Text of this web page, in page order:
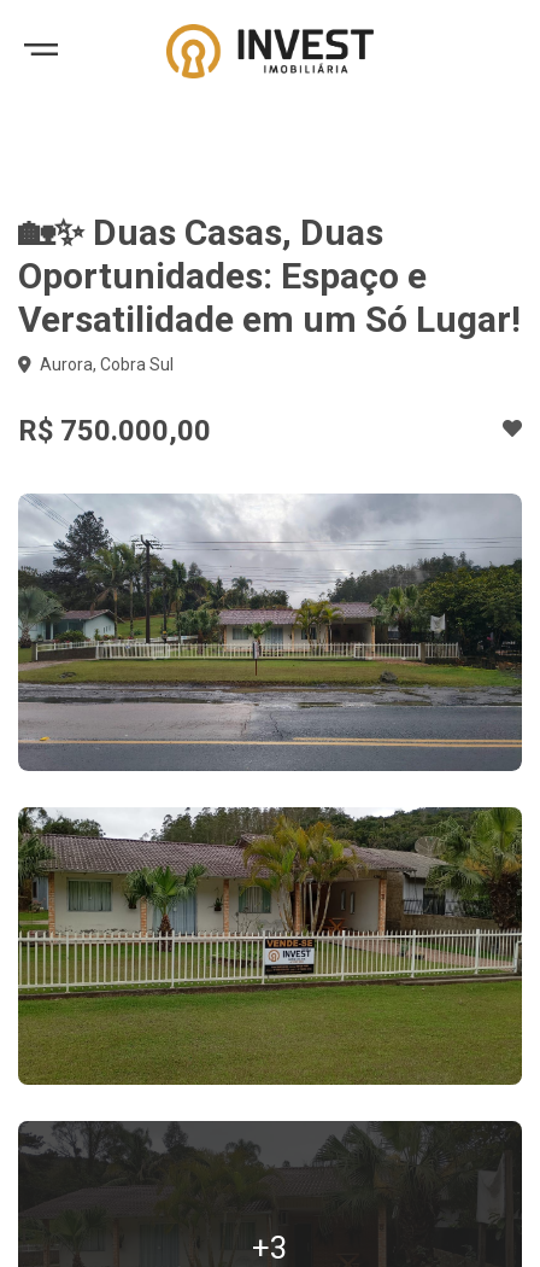
🏡✨ Duas Casas, Duas
Oportunidades: Espaço e
Versatilidade em um Só Lugar!
Aurora, Cobra Sul
R$ 750.000,00
+3